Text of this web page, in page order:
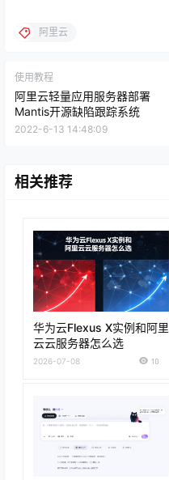
阿里云
使用教程
阿里云轻量应用服务器部署
Mantis开源缺陷跟踪系统
2022-6-13 14:48:09
相关推荐
华为云Flexus X实例和阿里
云云服务器怎么选
2026-07-08 10